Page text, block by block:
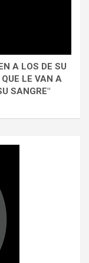
A LOS DE SU
LE VAN A
SANGRE"